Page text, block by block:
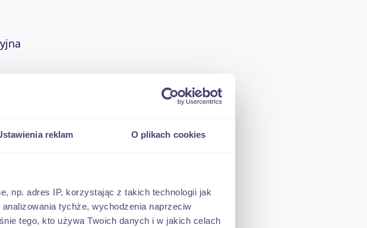
reklam O plikach cookies
np. adres IP, korzystając z takich technologii jak
tychże, wychodzenia naprzeciw
tego, kto używa Twoich danych i w jakich celach